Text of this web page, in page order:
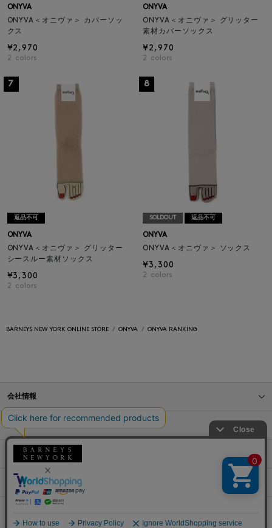
ONYVA
ONYVA＜オニヴァ＞ カバーソッ
クス
¥2,970
2 colors
ONYVA
ONYVA＜オニヴァ＞ グリッター
素材カバーソックス
¥2,970
2 colors
7
返品不可
ONYVA
ONYVA＜オニヴァ＞ グリッター
シースルー素材ソックス
¥3,300
2 colors
8
SOLDOUT 返品不可
ONYVA
ONYVA＜オニヴァ＞ ソックス
¥3,300
2 colors
BARNEYS NEW YORK ONLINE STORE ONYVA ONYVA RANKING
会社情報
オンラインストアショッピングガイド
店舗情報
サービス